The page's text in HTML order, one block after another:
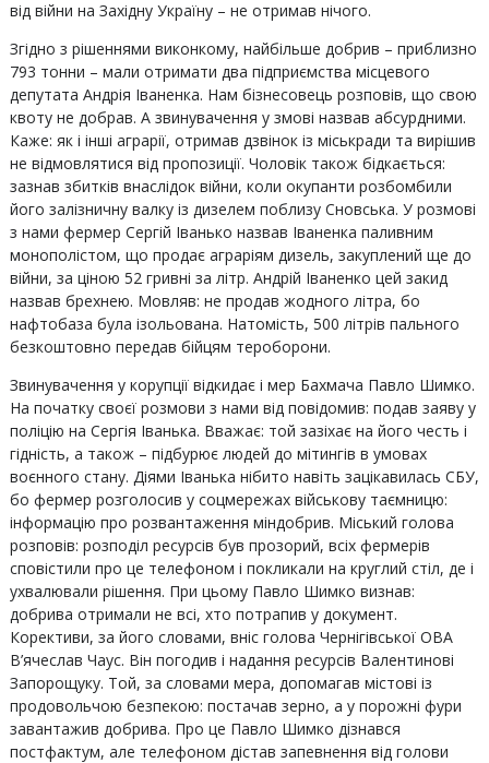
від війни на Західну Україну – не отримав нічого.
Згідно з рішеннями виконкому, найбільше добрив – приблизно
793 тонни – мали отримати два підприємства місцевого
депутата Андрія Іваненка. Нам бізнесовець розповів, що свою
квоту не добрав. А звинувачення у змові назвав абсурдними.
Каже: як і інші аграрії, отримав дзвінок із міськради та вирішив
не відмовлятися від пропозиції. Чоловік також бідкається:
зазнав збитків внаслідок війни, коли окупанти розбомбили
його залізничну валку із дизелем поблизу Сновська. У розмові
з нами фермер Сергій Іванько назвав Іваненка паливним
монополістом, що продає аграріям дизель, закуплений ще до
війни, за ціною 52 гривні за літр. Андрій Іваненко цей закид
назвав брехнею. Мовляв: не продав жодного літра, бо
нафтобаза була ізольована. Натомість, 500 літрів пального
безкоштовно передав бійцям тероборони.
Звинувачення у корупції відкидає і мер Бахмача Павло Шимко.
На початку своєї розмови з нами від повідомив: подав заяву у
поліцію на Сергія Іванька. Вважає: той зазіхає на його честь і
гідність, а також – підбурює людей до мітингів в умовах
воєнного стану. Діями Іванька нібито навіть зацікавилась СБУ,
бо фермер розголосив у соцмережах військову таємницю:
інформацію про розвантаження міндобрив. Міський голова
розповів: розподіл ресурсів був прозорий, всіх фермерів
сповістили про це телефоном і покликали на круглий стіл, де і
ухвалювали рішення. При цьому Павло Шимко визнав:
добрива отримали не всі, хто потрапив у документ.
Корективи, за його словами, вніс голова Чернігівської ОВА
В’ячеслав Чаус. Він погодив і надання ресурсів Валентинові
Запорощуку. Той, за словами мера, допомагав містові із
продовольчою безпекою: постачав зерно, а у порожні фури
завантажив добрива. Про це Павло Шимко дізнався
постфактум, але телефоном дістав запевнення від голови